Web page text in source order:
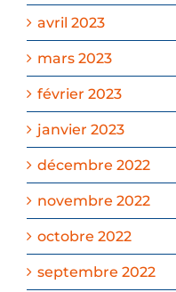
avril 2023
mars 2023
février 2023
janvier 2023
décembre 2022
novembre 2022
octobre 2022
septembre 2022